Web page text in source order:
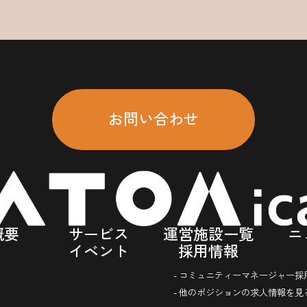
お問い合わせ
要 サービス 運営施設一覧
ニ
イベント
採用情報
- コミュニティーマネージャー採
- 他のポジションの求人情報を見